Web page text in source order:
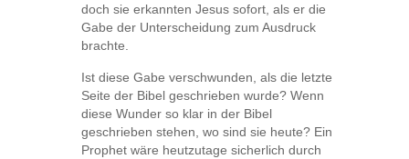
doch sie erkannten Jesus sofort, als er die
Gabe der Unterscheidung zum Ausdruck
brachte.
Ist diese Gabe verschwunden, als die letzte
Seite der Bibel geschrieben wurde? Wenn
diese Wunder so klar in der Bibel
geschrieben stehen, wo sind sie heute? Ein
Prophet wäre heutzutage sicherlich durch